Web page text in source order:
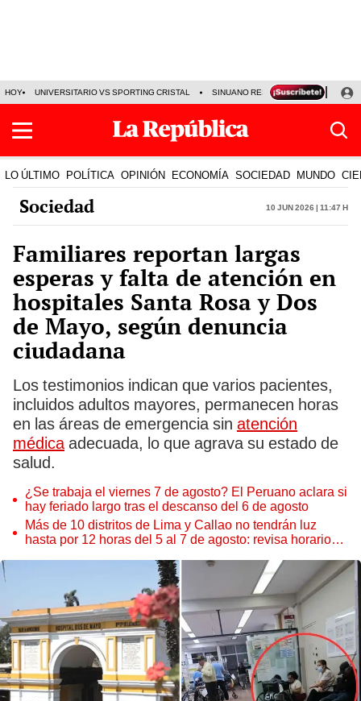
HOY UNIVERSITARIO VS SPORTING CRISTAL SINUANO RESULTADOS HOY
LO ÚLTIMO POLÍTICA OPINIÓN ECONOMÍA SOCIEDAD MUNDO
Sociedad 10 Jun 2026 | 11:47 h
Familiares reportan largas
esperas y falta de atención en
hospitales Santa Rosa y Dos
de Mayo, según denuncia
ciudadana
Los testimonios indican que varios pacientes,
incluidos adultos mayores, permanecen horas
en las áreas de emergencia sin atención
médicaadecuada, lo que agrava su estado de
salud.
¿Se trabaja el viernes 7 de agosto? El Peruano aclara si
hay feriado largo tras el descanso del 6 de agosto
Más de 10 distritos de Lima y Callao no tendrán luz
hasta por 12 horas del 5 al 7 de agosto: revisa horarios y